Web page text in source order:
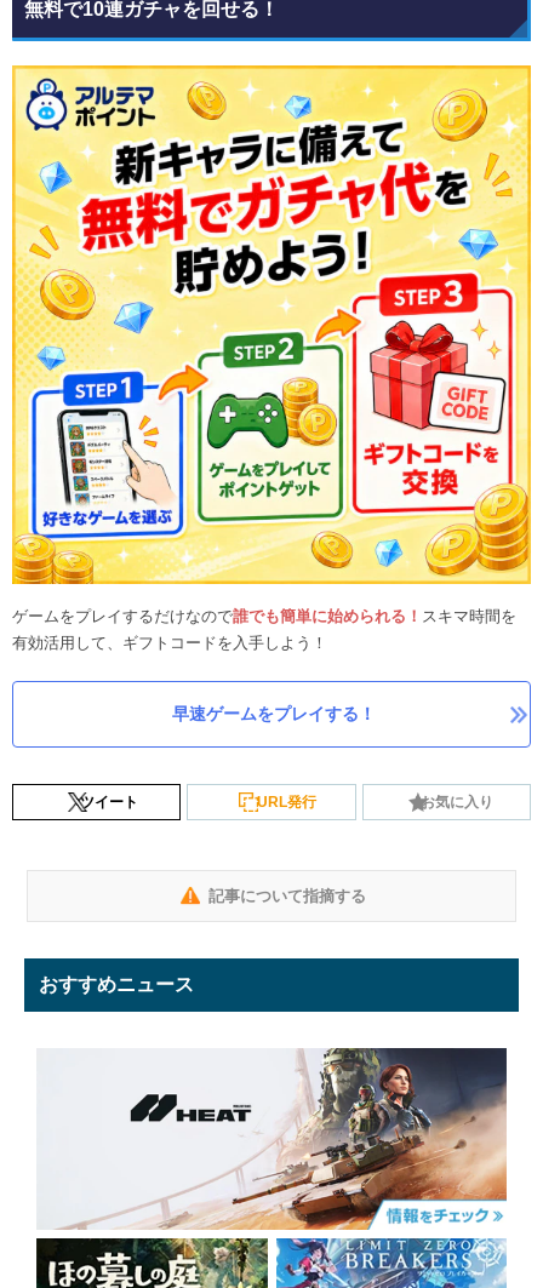
無料で10連ガチャを回せる！
ゲームをプレイするだけなので誰でも簡単に始められる！ スキマ時間を
有効活用して、ギフトコードを入手しよう！
早速ゲームをプレイする！
ツイート URL発行 お気に入り
記事について指摘する
おすすめニュース